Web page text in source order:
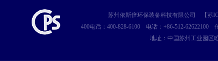
苏州依斯倍环保装备科技有限公司 【苏
400电话：400-828-6100
电话：+86-512-62622100
地址：中国苏州工业园区